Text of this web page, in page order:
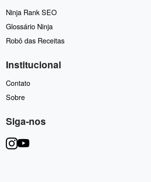
Ninja Rank SEO
Glossário Ninja
Robô das Receitas
Institucional
Contato
Sobre
Siga-nos